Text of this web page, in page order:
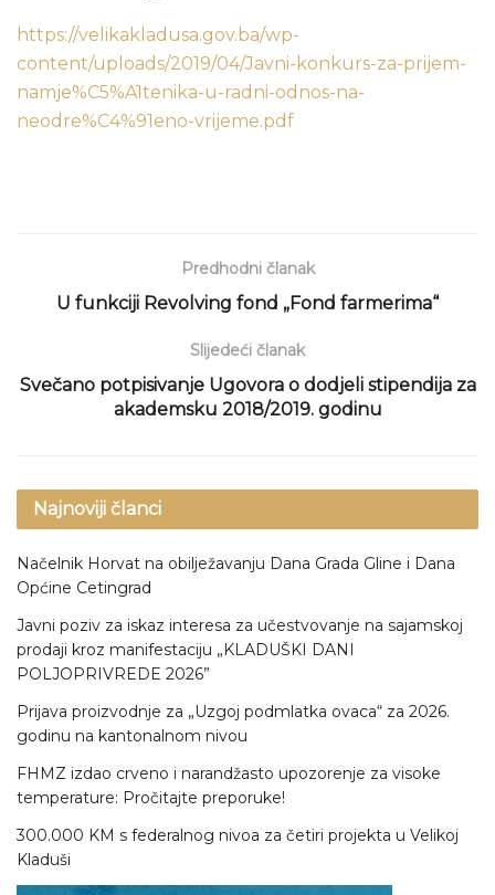
https://velikakladusa.gov.ba/wp-
content/uploads/2019/04/Javni-konkurs-za-prijem-
namje%C5%A1tenika-u-radni-odnos-na-
neodre%C4%91eno-vrijeme.pdf
Predhodni članak
U funkciji Revolving fond „Fond farmerima“
Slijedeći članak
Svečano potpisivanje Ugovora o dodjeli stipendija za
akademsku 2018/2019. godinu
Najnoviji članci
Načelnik Horvat na obilježavanju Dana Grada Gline i Dana
Općine Cetingrad
Javni poziv za iskaz interesa za učestvovanje na sajamskoj
prodaji kroz manifestaciju „KLADUŠKI DANI
POLJOPRIVREDE 2026”
Prijava proizvodnje za „Uzgoj podmlatka ovaca“ za 2026.
godinu na kantonalnom nivou
FHMZ izdao crveno i narandžasto upozorenje za visoke
temperature: Pročitajte preporuke!
300.000 KM s federalnog nivoa za četiri projekta u Velikoj
Kladuši